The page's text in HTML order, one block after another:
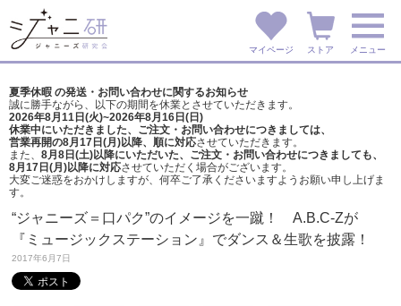
マイページ ストア メニュー
夏季休暇 の発送・お問い合わせに関するお知らせ
誠に勝手ながら、以下の期間を休業とさせていただきます。
2026年8月11日(火)~2026年8月16日(日)
休業中にいただきました、ご注文・お問い合わせにつきましては、
営業再開の8月17日(月)以降、順に対応させていただきます。
また、 8月8日(土)以降にいただいた、ご注文・ お問い合わせにつきましても、
8月17日(月)以降に対応させていただく場合がございます。
大変ご迷惑をおかけしますが、 何卒ご了承くださいますようお願い申し上げま
す。
“ジャニーズ＝口パク”のイメージを一蹴！ A.B.C-Zが
『ミュージックステーション』でダンス＆生歌を披露！
2017年6月7日